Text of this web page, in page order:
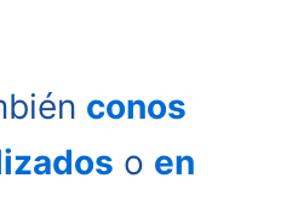
conos
o en